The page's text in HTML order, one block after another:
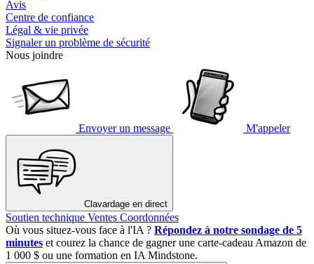
Avis
Centre de confiance
Légal & vie privée
Signaler un problème de sécurité
Nous joindre
Envoyer un message M'appeler
Clavardage en direct
Soutien technique Ventes Coordonnées
Où vous situez-vous face à l'IA ? Répondez à notre sondage de 5
minutes et courez la chance de gagner une carte-cadeau Amazon de
1 000 $ ou une formation en IA Mindstone.